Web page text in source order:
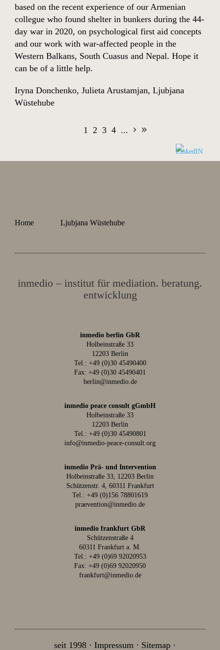
based on the recent experience of our Armenian
collegue who found shelter in bunkers during the 44-
day war in 2020, on psychological first aid concepts
and our work with war-affected people in the
Western Balkans, South Cuasus and Nepal. Hope it
can be of a little help.
Iryna Donchenko, Julieta Arustamjan, Ljubjana
Wüstehube
1 2 3 4 ...
Home Ljubjana Wüstehube
inmedio – institut für mediation. beratung.
entwicklung
inmedio berlin GbR
Holbeinstraße 33
12203 Berlin
Tel.: +49 (0)30 45490400
Fax: +49 (0)30 45490401
berlin@inmedio.de
inmedio peace consult gGmbH
Holbeinstraße 33
12203 Berlin
Tel.: +49 (0)30 45490801
info@inmedio-peace-consult.org
inmedio Prä- und Intervention
Holbeinstraße 33, 12203 Berlin
Schützenstr. 4, 60311 Frankfurt
Tel.: +49 (0)156 78801619
praevention@inmedio.de
inmedio frankfurt GbR
Schützenstraße 4
60311 Frankfurt a. M.
Tel.: +49 (0)69 92020953
Fax: +49 (0)69 92020950
frankfurt@inmedio.de
seit 1998 Impressum Sitemap